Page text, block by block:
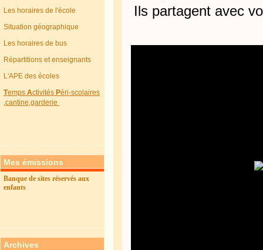
Les horaires de l'école
Situation géographique
Les horaires de bus
Répartitions et enseignants
L'APE des écoles
TempsActivitésPéri-scolaires
,cantine,garderie
Mes émissions
Banque de sites réservés aux
enfants
Archives
Ils partagent avec